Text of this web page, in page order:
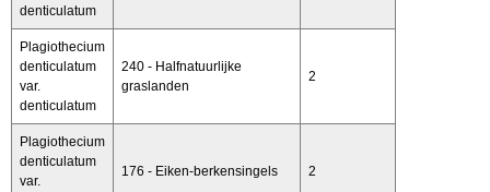
denticulatum
Plagiothecium
denticulatum
var.
denticulatum
240 - Halfnatuurlijke
graslanden
2
Plagiothecium
denticulatum
var.
176 - Eiken-berkensingels 2